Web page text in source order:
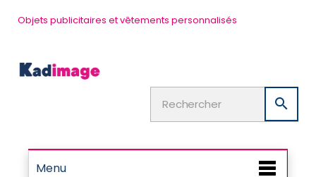
Objets publicitaires et vêtements personnalisés

Menu